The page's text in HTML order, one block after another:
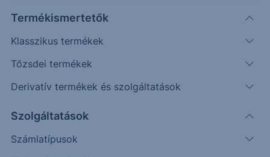
Termékismertetők
Klasszikus termékek
Tőzsdei termékek
Derivatív termékek és szolgáltatások
Szolgáltatások
Számlatípusok
Keresés
30606 találat cikkeink között
Akvizíciós költségek húzták le a